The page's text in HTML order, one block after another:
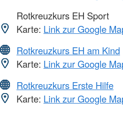
Rotkreuzkurs EH Sport
Karte: Link zur Google
Rotkreuzkurs EH am Kind
Karte: Link zur Google
Rotkreuzkurs Erste Hilfe
Karte: Link zur Google